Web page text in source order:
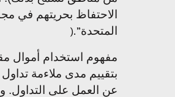
الاحتفاظ بحريتهم في
المتحدة).”
مفهوم استخدام أموال
بتقييم مدى ملاءمة
عن العمل على التداول.